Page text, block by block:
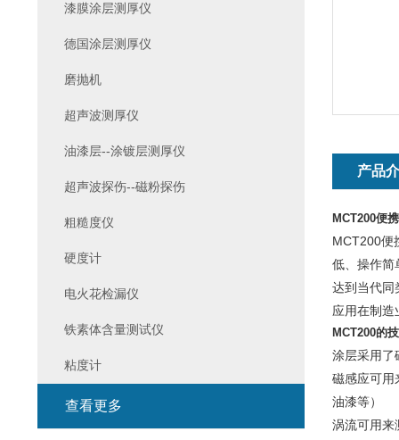
产品
MCT200便
MCT200便
低、操作简
达到当代同
应用在制
MCT200的
涂层采用了
磁感应可用
油漆等）
涡流可用来
漆膜涂层测厚仪
德国涂层测厚仪
磨抛机
超声波测厚仪
油漆层--涂镀层测厚仪
超声波探伤--磁粉探伤
粗糙度仪
硬度计
电火花检漏仪
铁素体含量测试仪
粘度计
查看更多